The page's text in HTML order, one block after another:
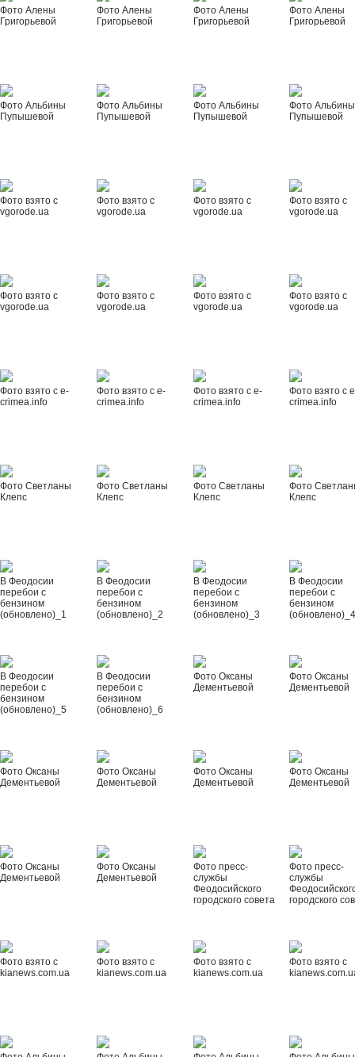
Фото Алены
Григорьевой
Фото Алены
Григорьевой
Фото Алены
Григорьевой
Фото Алены
Григорьевой
Фото Альбины
Пупышевой
Фото Альбины
Пупышевой
Фото Альбины
Пупышевой
Фото Альбины
Пупышевой
Фото взято с
vgorode.ua
Фото взято с
vgorode.ua
Фото взято с
vgorode.ua
Фото взято с
vgorode.ua
Фото взято с
vgorode.ua
Фото взято с
vgorode.ua
Фото взято с
vgorode.ua
Фото взято с
vgorode.ua
Фото взято с e-
crimea.info
Фото взято с e-
crimea.info
Фото взято с e-
crimea.info
Фото взято с
crimea.info
Фото Светланы
Клепс
Фото Светланы
Клепс
Фото Светланы
Клепс
Фото
Клепс
В Феодосии
перебои с
бензином
(обновлено)_1
В Феодосии
перебои с
бензином
(обновлено)_2
В Феодосии
перебои с
бензином
(обновлено)_3
В Феодосии
перебои с
бензином
В Феодосии
перебои с
бензином
(обновлено)_5
В Феодосии
перебои с
бензином
(обновлено)_6
Фото Оксаны
Дементьевой
Фото Оксаны
Дементьевой
Фото Оксаны
Дементьевой
Фото Оксаны
Дементьевой
Фото Оксаны
Дементьевой
Фото Оксаны
Дементьевой
Фото Оксаны
Дементьевой
Фото Оксаны
Дементьевой
Фото пресс-
службы
Феодосийского
городского совета
Фото пресс-
службы
городского
Фото взято с
kianews.com.ua
Фото взято с
kianews.com.ua
Фото взято с
kianews.com.ua
Фото взято с